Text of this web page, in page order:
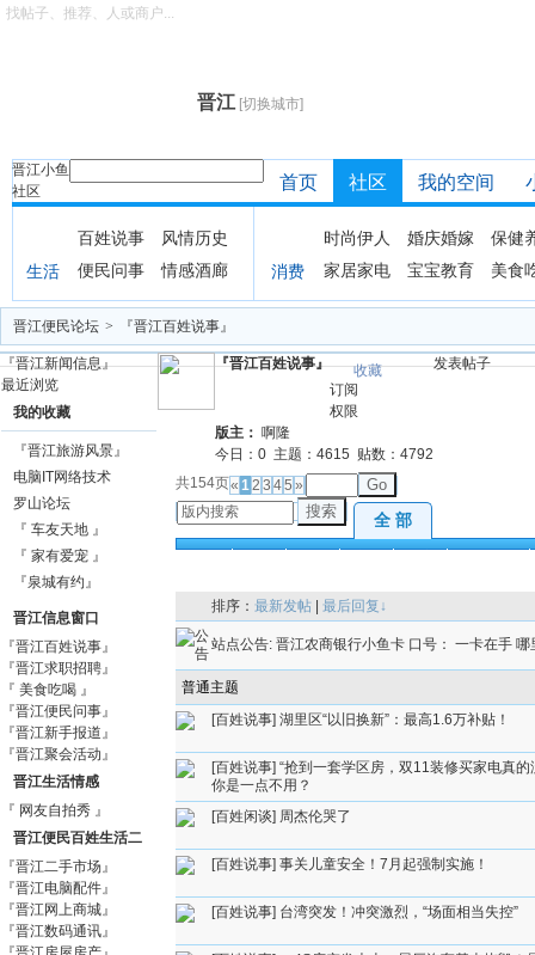
晋江 [切换城市]
晋江小鱼
社区
找帖子、推荐、人或商户...
首页 社区 我的空间
生活
百姓说事
风情历史
便民问事
情感酒廊 消费
时尚伊人 婚庆婚嫁
保健
家居家电
宝宝教育 美食
晋江便民论坛 > 『晋江百姓说事』
『晋江新闻信息』
最近浏览
我的收藏
『晋江旅游风景』
电脑IT网络技术
罗山论坛
『 车友天地 』
『 家有爱宠 』
『泉城有约』
晋江信息窗口
『晋江百姓说事』
『晋江求职招聘』
『 美食吃喝 』
『晋江便民问事』
『晋江新手报道』
『晋江聚会活动』
晋江生活情感
『 网友自拍秀 』
晋江便民百姓生活二
手信息市场
『晋江二手市场』
『晋江电脑配件』
『晋江网上商城』
『晋江数码通讯』
『晋江百姓说事』
收藏
订阅
权限
版主： 啊隆
今日： 0 主题： 4615 贴数： 4792
发表帖子
« 12 3 45 »
共154页
Go
搜索
全 部
排序： 最新发帖 最后回复↓
站点公告: 晋江农商银行小鱼卡 口号： 一卡在手
普通主题
[百姓说事] 湖里区“以旧换新”：最高1.6万补贴！
[百姓说事] “抢到一套学区房，双11装修买家电真
你是一点不用？
[百姓闲谈] 周杰伦哭了
[百姓说事] 事关儿童安全！7月起强制实施！
[百姓说事] 台湾突发！冲突激烈，“场面相当失控”